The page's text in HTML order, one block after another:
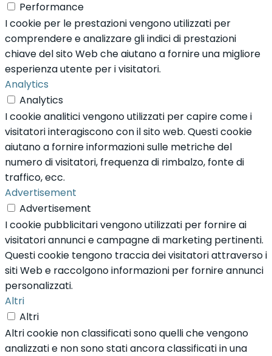
Performance
I cookie per le prestazioni vengono utilizzati per
comprendere e analizzare gli indici di prestazioni
chiave del sito Web che aiutano a fornire una migliore
esperienza utente per i visitatori.
Analytics
Analytics
I cookie analitici vengono utilizzati per capire come i
visitatori interagiscono con il sito web. Questi cookie
aiutano a fornire informazioni sulle metriche del
numero di visitatori, frequenza di rimbalzo, fonte di
traffico, ecc.
Advertisement
Advertisement
I cookie pubblicitari vengono utilizzati per fornire ai
visitatori annunci e campagne di marketing pertinenti.
Questi cookie tengono traccia dei visitatori attraverso i
siti Web e raccolgono informazioni per fornire annunci
personalizzati.
Altri
Altri
Altri cookie non classificati sono quelli che vengono
analizzati e non sono stati ancora classificati in una